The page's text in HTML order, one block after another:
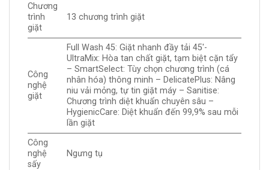
Chương
trình
giặt
13 chương trình giặt
Công
nghệ
giặt
Full Wash 45: Giặt nhanh đầy tải 45′-
UltraMix: Hòa tan chất giặt, tạm biệt cặn tẩy
– SmartSelect: Tùy chọn chương trình (cá
nhân hóa) thông minh – DelicatePlus: Nâng
niu vải mỏng, tự tin giặt máy – Sanitise:
Chương trình diệt khuẩn chuyên sâu –
HygienicCare: Diệt khuẩn đến 99,9% sau mỗi
lần giặt
Công
nghệ
sấy
Ngưng tụ